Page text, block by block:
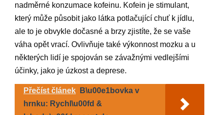
nadměrné konzumace kofeinu. Kofein je stimulant,
který může působit jako látka potlačující chuť k jídlu,
ale to je obvykle dočasné a brzy zjistíte, že se vaše
váha opět vrací. Ovlivňuje také výkonnost mozku a u
některých lidí je spojován se závažnými vedlejšími
účinky, jako je úzkost a deprese.
Přečíst článek
B\u00e1bovka v
hrnku: Rychl\u00fd &